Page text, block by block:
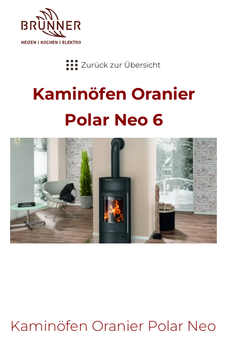
Zurück zur Übersicht
Kaminöfen Oranier
Polar Neo 6
Kaminöfen Oranier Polar Neo